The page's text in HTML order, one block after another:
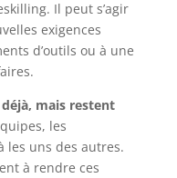
Il peut s’agir
exigences
d’outils ou à une
mais restent
les
les uns des autres.
à rendre ces